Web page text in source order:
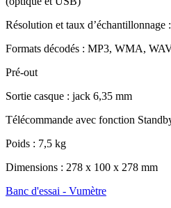
Résolution et taux
Formats décodés : MP3, WMA,
Pré-out
Sortie casque : jack 6,35 mm
Télécommande avec fonction
Poids : 7,5 kg
Dimensions : 278 x 100 x 278 mm
Banc d'essai - Vumètre